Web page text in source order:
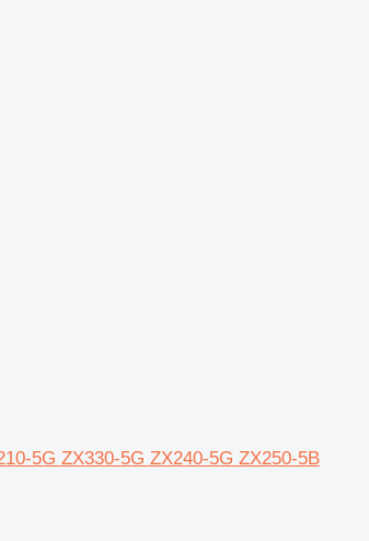
5G ZX330-5G ZX240-5G ZX250-5B